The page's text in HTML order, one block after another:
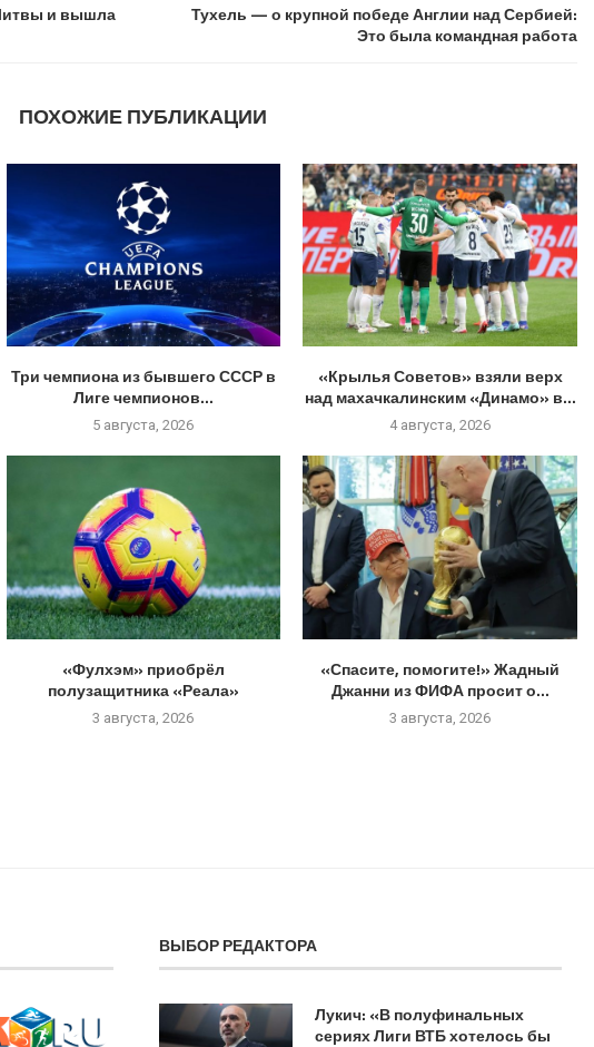
и вышла
Тухель — о крупной победе Англии над Сербией:
Это была командная работа
ПОХОЖИЕ ПУБЛИКАЦИИ
Три чемпиона из бывшего СССР в
Лиге чемпионов...
5 августа, 2026
«Крылья Советов» взяли верх
над махачкалинским «Динамо» в...
4 августа, 2026
«Фулхэм» приобрёл
полузащитника «Реала»
3 августа, 2026
«Спасите, помогите!» Жадный
Джанни из ФИФА просит о...
3 августа, 2026
ВЫБОР РЕДАКТОРА
Лукич: «В полуфинальных
сериях Лиги ВТБ хотелось бы